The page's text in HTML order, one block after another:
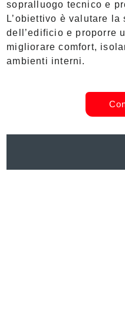
sopralluogo tecnico e
L’obiettivo è valutare
dell’edificio e proporre
migliorare comfort,
ambienti interni.